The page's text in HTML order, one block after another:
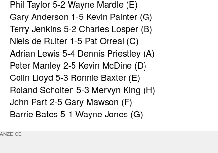
Phil Taylor 5-2 Wayne Mardle (E)
Gary Anderson 1-5 Kevin Painter (G)
Terry Jenkins 5-2 Charles Losper (B)
Niels de Ruiter 1-5 Pat Orreal (C)
Adrian Lewis 5-4 Dennis Priestley (A)
Peter Manley 2-5 Kevin McDine (D)
Colin Lloyd 5-3 Ronnie Baxter (E)
Roland Scholten 5-3 Mervyn King (H)
John Part 2-5 Gary Mawson (F)
Barrie Bates 5-1 Wayne Jones (G)